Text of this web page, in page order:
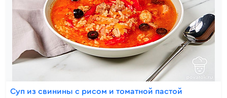
Суп из свинины с рисом и томатной пастой